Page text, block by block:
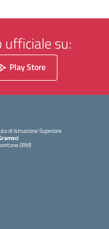
ufficiale su:
Play Store
di Istruzione Superiore
(RM)